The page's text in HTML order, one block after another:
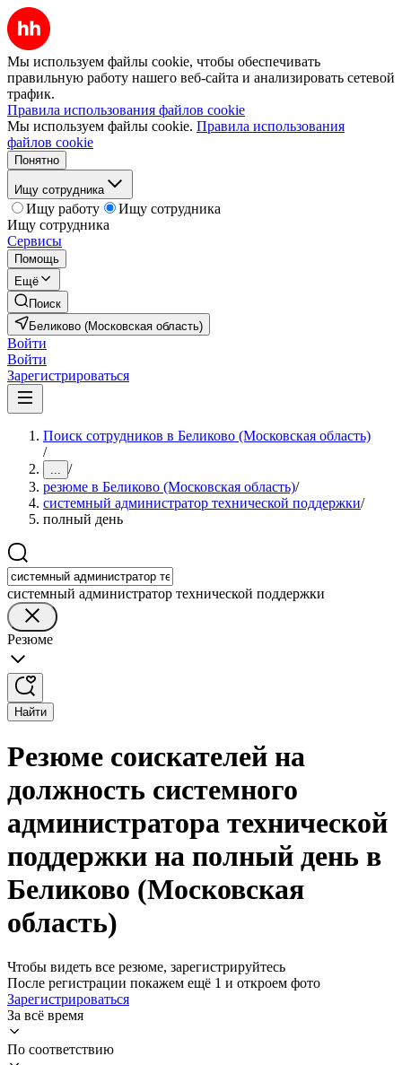
Мы используем файлы cookie, чтобы обеспечивать
правильную работу нашего веб-сайта и анализировать сетевой
трафик.
Правила использования файлов cookie
Мы используем файлы cookie. Правила использования
файлов cookie
Понятно
Ищу сотрудника
Ищу работу
Ищу сотрудника
Ищу сотрудника
Сервисы
Помощь
Ещё
Поиск
Беликово (Московская область)
Войти
Войти
Зарегистрироваться
Поиск сотрудников в Беликово (Московская область)
/
... /
резюме в Беликово (Московская область)/
системный администратор технической поддержки/
полный день
системный администратор технической поддержки
Резюме
Найти
Резюме соискателей на
должность системного
администратора технической
поддержки на полный день в
Беликово (Московская
область)
Чтобы видеть все резюме, зарегистрируйтесь
После регистрации покажем ещё 1 и откроем фото
Зарегистрироваться
За всё время
По соответствию